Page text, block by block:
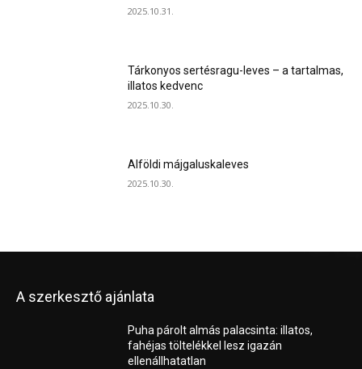
2025.10.31.
Tárkonyos sertésragu-leves – a tartalmas,
illatos kedvenc
2025.10.30.
Alföldi májgaluskaleves
2025.10.30.
A szerkesztő ajánlata
Puha párolt almás palacsinta: illatos,
fahéjas töltelékkel lesz igazán
ellenállhatatlan